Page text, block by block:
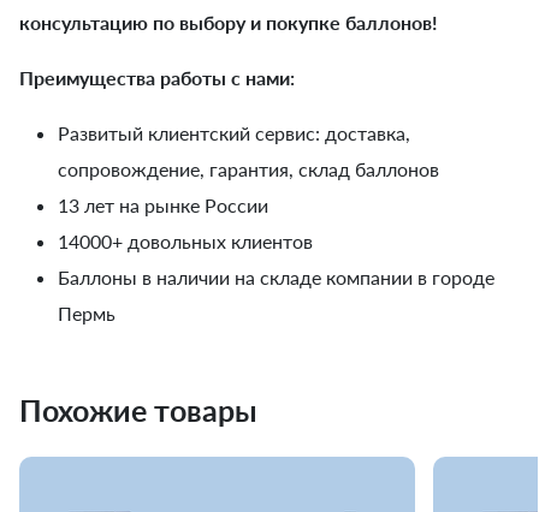
консультацию по выбору и покупке баллонов!
Преимущества работы с нами:
Развитый клиентский сервис: доставка,
сопровождение, гарантия, склад баллонов
13 лет на рынке России
14000+ довольных клиентов
Баллоны в наличии на складе компании в городе
Пермь
Похожие товары